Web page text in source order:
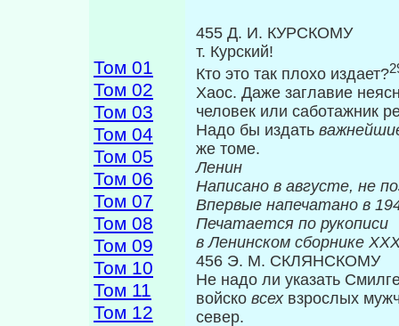
Том 01
Том 02
Том 03
Том 04
Том 05
Том 06
Том 07
Том 08
Том 09
Том 10
Том 11
Том 12
455 Д. И. КУРСКОМУ
т. Курский!
Кто это так плохо издает?
Хаос. Даже заглавие
человек или саботажник
Надо бы издать
же томе.
Ленин
Написано в августе, не
Впервые
Печатается по рукописи
в Ленинском сборнике
456 Э. М. СКЛЯНСКОМУ
Не надо ли указать
войско всех взрослых
север.